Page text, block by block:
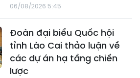
06/08/2026 5:45
Đoàn đại biểu Quốc hội
tỉnh Lào Cai thảo luận về
các dự án hạ tầng chiến
lược